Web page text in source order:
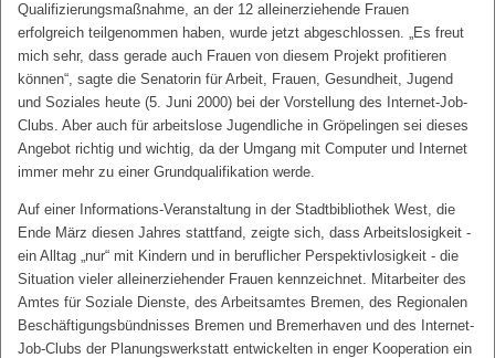
Qualifizierungsmaßnahme, an der 12 alleinerziehende Frauen
erfolgreich teilgenommen haben, wurde jetzt abgeschlossen. „Es freut
mich sehr, dass gerade auch Frauen von diesem Projekt profitieren
können“, sagte die Senatorin für Arbeit, Frauen, Gesundheit, Jugend
und Soziales heute (5. Juni 2000) bei der Vorstellung des Internet-Job-
Clubs. Aber auch für arbeitslose Jugendliche in Gröpelingen sei dieses
Angebot richtig und wichtig, da der Umgang mit Computer und Internet
immer mehr zu einer Grundqualifikation werde.
Auf einer Informations-Veranstaltung in der Stadtbibliothek West, die
Ende März diesen Jahres stattfand, zeigte sich, dass Arbeitslosigkeit -
ein Alltag „nur“ mit Kindern und in beruflicher Perspektivlosigkeit - die
Situation vieler alleinerziehender Frauen kennzeichnet. Mitarbeiter des
Amtes für Soziale Dienste, des Arbeitsamtes Bremen, des Regionalen
Beschäftigungsbündnisses Bremen und Bremerhaven und des Internet-
Job-Clubs der Planungswerkstatt entwickelten in enger Kooperation ein